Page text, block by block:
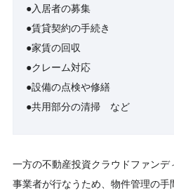
●入居者の募集
●賃貸契約の手続き
●家賃の回収
●クレーム対応
●設備の点検や修繕
●共用部分の清掃 など
一方の不動産投資クラウドファン
事業者が行なうため、物件管理の手